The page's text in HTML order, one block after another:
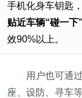
手机化身车钥匙，
贴近车辆“碰一
效90%以上。
用户也可通
座、设防、寻车等